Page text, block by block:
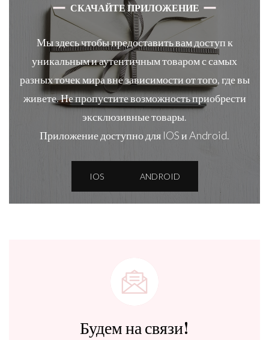
СКАЧАЙТЕ ПРИЛОЖЕНИЕ
Мы здесь чтобы предоставить вам доступ к
уникальным и аутентичным товаром с самых
разных точек мира вне зависимости от того, где вы
живете. Не пропустите возможность приобрести
эксклюзивные товары.
Приложение доступно для IOS и Android.
IOS ANDROID
Будем на связи!